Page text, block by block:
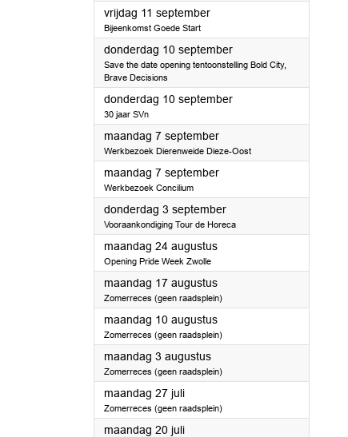
vrijdag 11 september2026
Bijeenkomst Goede Start
donderdag 10 september2026
Save the date opening tentoonstelling Bold City,
Brave Decisions
donderdag 10 september2026
30 jaar SVn
maandag 7 september2026
Werkbezoek Dierenweide Dieze-Oost
maandag 7 september2026
Werkbezoek Concilium
donderdag 3 september2026
Vooraankondiging Tour de Horeca
maandag 24 augustus2026
Opening Pride Week Zwolle
maandag 17 augustus2026
Zomerreces (geen raadsplein)
maandag 10 augustus2026
Zomerreces (geen raadsplein)
maandag 3 augustus2026
Zomerreces (geen raadsplein)
maandag 27 juli2026
Zomerreces (geen raadsplein)
maandag 20 juli2026